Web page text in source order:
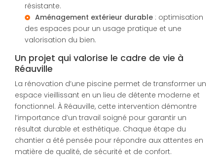
résistante.
Aménagement extérieur durable : optimisation
des espaces pour un usage pratique et une
valorisation du bien.
Un projet qui valorise le cadre de vie à
Réauville
La rénovation d’une piscine permet de transformer un
espace vieillissant en un lieu de détente moderne et
fonctionnel. À Réauville, cette intervention démontre
l’importance d’un travail soigné pour garantir un
résultat durable et esthétique. Chaque étape du
chantier a été pensée pour répondre aux attentes en
matière de qualité, de sécurité et de confort.